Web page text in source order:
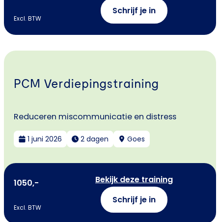
Excl. BTW
Schrijf je in
PCM Verdiepingstraining
Reduceren miscommunicatie en distress
1 juni 2026 2 dagen Goes
1050,-
Excl. BTW
Bekijk deze training
Schrijf je in